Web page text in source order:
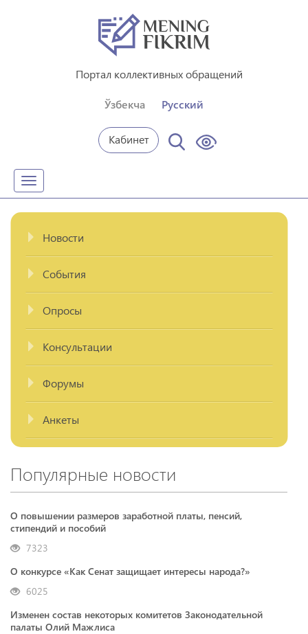
Портал коллективных обращений
Ўзбекча Русский
Кабинет
Toggle
navigation
Новости
События
Опросы
Консультации
Форумы
Анкеты
Популярные новости
О повышении размеров заработной платы, пенсий,
стипендий и пособий
7323
О конкурсе «Как Сенат защищает интересы народа?»
6025
Изменен состав некоторых комитетов Законодательной
палаты Олий Мажлиса